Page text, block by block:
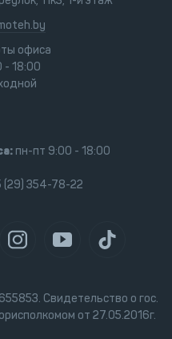
Свидетельство о гос.
от 27.05.2016г.
офиса
- 18:00
пн-пт 9:00 - 18:00
354-78-22